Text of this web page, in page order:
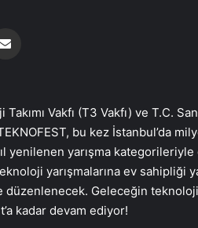
Vakfı (T3 Vakfı) ve T.C.
bu kez İstanbul’da
yenilenen yarışma
yarışmalarına ev sahipliği
düzenlenecek. Geleceğin
kadar devam ediyor!